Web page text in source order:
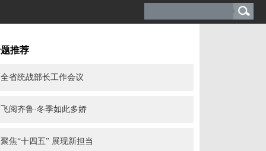
推荐
全省统战部长工作会议
飞阅齐鲁·冬季如此多娇
聚焦“十四五” 展现新担当